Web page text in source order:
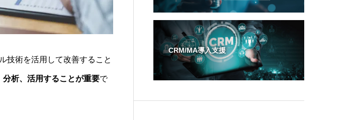
技術を活用して改善すること
析、活用することが重要で
CRM/MA導入支援